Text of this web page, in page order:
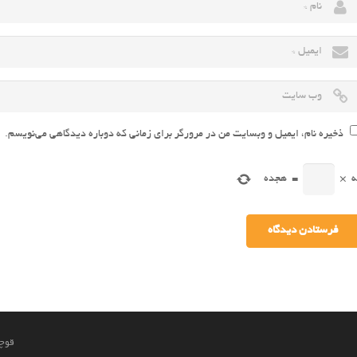
ذخیره نام، ایمیل و وبسایت من در مرورگر برای زمانی که دوباره دیدگاهی می‌نویسم.
×
= هجده